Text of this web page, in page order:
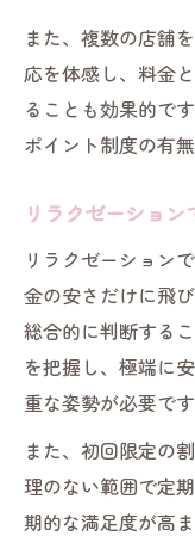
また、複数の店舗
応を体感し、料金
ることも効果的で
ポイント制度の有
リラクゼーショ
リラクゼーション
金の安さだけに飛
総合的に判断する
を把握し、極端に
重な姿勢が必要です
また、初回限定の
理のない範囲で定
期的な満足度が高